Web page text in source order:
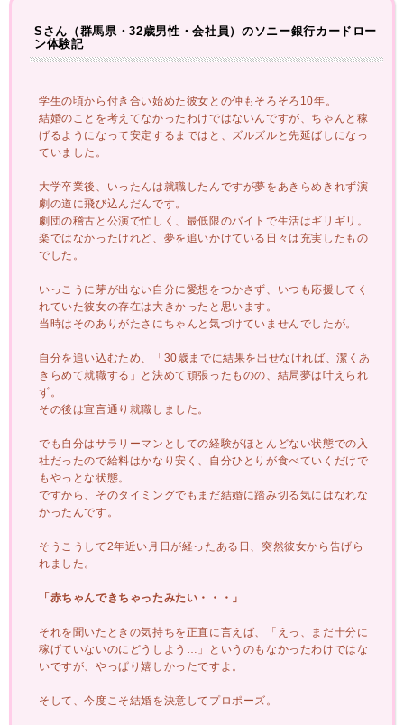
Sさん（群馬県・32歳男性・会社員）のソニー銀行カードロー
ン体験記
学生の頃から付き合い始めた彼女との仲もそろそろ10年。
結婚のことを考えてなかったわけではないんですが、ちゃんと稼
げるようになって安定するまではと、ズルズルと先延ばしになっ
ていました。
大学卒業後、いったんは就職したんですが夢をあきらめきれず演
劇の道に飛び込んだんです。
劇団の稽古と公演で忙しく、最低限のバイトで生活はギリギリ。
楽ではなかったけれど、夢を追いかけている日々は充実したもの
でした。
いっこうに芽が出ない自分に愛想をつかさず、いつも応援してく
れていた彼女の存在は大きかったと思います。
当時はそのありがたさにちゃんと気づけていませんでしたが。
自分を追い込むため、「30歳までに結果を出せなければ、潔くあ
きらめて就職する」と決めて頑張ったものの、結局夢は叶えられ
ず。
その後は宣言通り就職しました。
でも自分はサラリーマンとしての経験がほとんどない状態での入
社だったので給料はかなり安く、自分ひとりが食べていくだけで
もやっとな状態。
ですから、そのタイミングでもまだ結婚に踏み切る気にはなれな
かったんです。
そうこうして2年近い月日が経ったある日、突然彼女から告げら
れました。
「赤ちゃんできちゃったみたい・・・」
それを聞いたときの気持ちを正直に言えば、「えっ、まだ十分に
稼げていないのにどうしよう…」というのもなかったわけではな
いですが、やっぱり嬉しかったですよ。
そして、今度こそ結婚を決意してプロポーズ。